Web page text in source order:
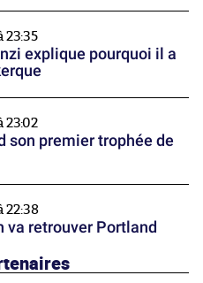
23:35
explique pourquoi il a
23:02
son premier trophée de
22:38
va retrouver Portland